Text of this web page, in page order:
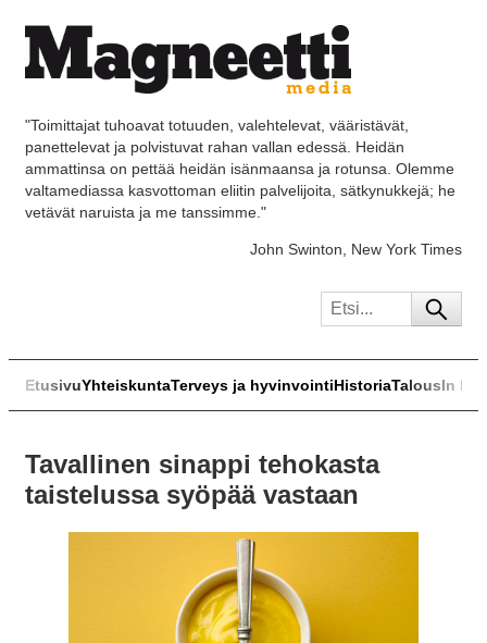
"Toimittajat tuhoavat totuuden, valehtelevat, vääristävät,
panettelevat ja polvistuvat rahan vallan edessä. Heidän
ammattinsa on pettää heidän isänmaansa ja rotunsa. Olemme
valtamediassa kasvottoman eliitin palvelijoita, sätkynukkejä; he
vetävät naruista ja me tanssimme."
John Swinton, New York Times
EtusivuYhteiskuntaTerveys ja hyvinvointiHistoriaTalousIn
Tavallinen sinappi tehokasta
taistelussa syöpää vastaan